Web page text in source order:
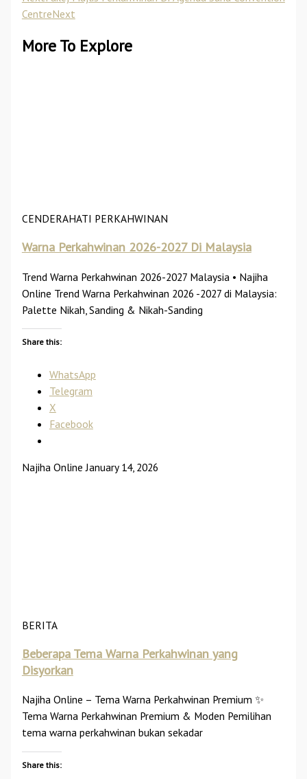
CentreNext
More To Explore
CENDERAHATI PERKAHWINAN
Warna Perkahwinan 2026-2027 Di Malaysia
Trend Warna Perkahwinan 2026-2027 Malaysia • Najiha
Online Trend Warna Perkahwinan 2026 -2027 di Malaysia:
Palette Nikah, Sanding & Nikah-Sanding
Share this:
WhatsApp
Telegram
X
Facebook
Najiha OnlineJanuary 14, 2026
BERITA
Beberapa Tema Warna Perkahwinan yang
Disyorkan
Najiha Online – Tema Warna Perkahwinan Premium ✨
Tema Warna Perkahwinan Premium & Moden Pemilihan
tema warna perkahwinan bukan sekadar
Share this: